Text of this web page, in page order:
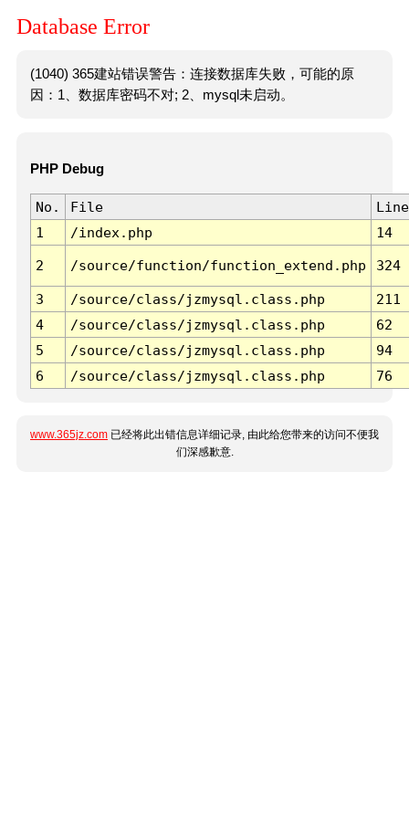
Database Error
(1040) 365建站错误警告：连接数据库失败，可能的原
因：1、数据库密码不对; 2、mysql未启动。
PHP Debug
No. File
Line
1
/index.php 14
2 /source/function/function_extend.php 324
3 /source/class/jzmysql.class.php
211
4
/source/class/jzmysql.class.php
62
5
/source/class/jzmysql.class.php
94
6
/source/class/jzmysql.class.php 76
www.365jz.com 已经将此出错信息详细记录, 由此给您带来的访问不便我
们深感歉意.